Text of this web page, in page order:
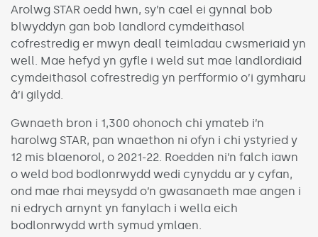
Arolwg STAR oedd hwn, sy’n cael ei gynnal bob
blwyddyn gan bob landlord cymdeithasol
cofrestredig er mwyn deall teimladau cwsmeriaid yn
well. Mae hefyd yn gyfle i weld sut mae landlordiaid
cymdeithasol cofrestredig yn perfformio o’i gymharu
â’i gilydd.
Gwnaeth bron i 1,300 ohonoch chi ymateb i’n
harolwg STAR, pan wnaethon ni ofyn i chi ystyried y
12 mis blaenorol, o 2021-22. Roedden ni’n falch iawn
o weld bod bodlonrwydd wedi cynyddu ar y cyfan,
ond mae rhai meysydd o’n gwasanaeth mae angen i
ni edrych arnynt yn fanylach i wella eich
bodlonrwydd wrth symud ymlaen.